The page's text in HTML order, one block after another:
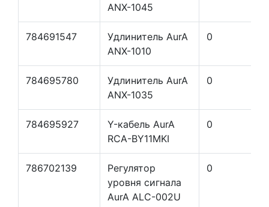
ANX-1045
784691547
Удлинитель AurA
ANX-1010
0
784695780
Удлинитель AurA
ANX-1035
0
784695927
Y-кабель AurA
RCA-BY11MKI
0
786702139
Регулятор
уровня сигнала
AurA ALC-002U
0